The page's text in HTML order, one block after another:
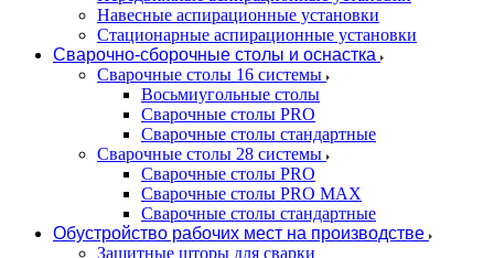
Навесные аспирационные установки
Стационарные аспирационные установки
Сварочно-сборочные столы и оснастка
Сварочные столы 16 системы
Восьмиугольные столы
Сварочные столы PRO
Сварочные столы стандартные
Сварочные столы 28 системы
Сварочные столы PRO
Сварочные столы PRO MAX
Сварочные столы стандартные
Обустройство рабочих мест на производстве
Защитные шторы для сварки